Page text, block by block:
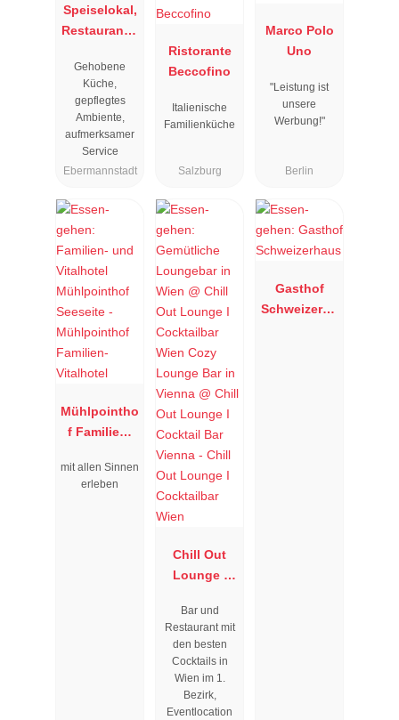
Speiselokal,
Restaurant "
"
Gehobene
Küche,
gepflegtes
Ambiente,
aufmerksamer
Service
Ebermannstadt
Ristorante
Beccofino
Italienische
Familienküche
Salzburg
Marco Polo
Uno
"Leistung ist
unsere
Werbung!"
Berlin
Mühlpointho
f Familien-
mit allen Sinnen
erleben
Chill Out
Lounge I
Wien
Bar und
Restaurant mit
den besten
Cocktails in
Wien im 1.
Bezirk,
Eventlocation
Gasthof
Schweizerha